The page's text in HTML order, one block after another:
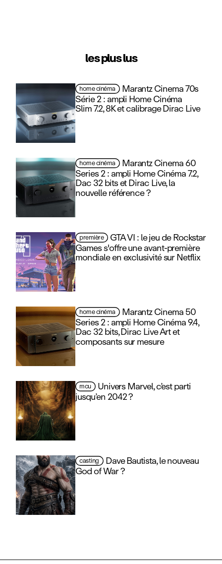
les plus lus
home cinéma Marantz Cinema 70s
Série 2 : ampli Home Cinéma
Slim 7.2, 8K et calibrage Dirac Live
home cinéma Marantz Cinema 60
Series 2 : ampli Home Cinéma 7.2,
Dac 32 bits et Dirac Live, la
nouvelle référence ?
première GTA VI : le jeu de Rockstar
Games s'offre une avant‑première
mondiale en exclusivité sur Netflix
home cinéma Marantz Cinema 50
Series 2 : ampli Home Cinéma 9.4,
Dac 32 bits, Dirac Live Art et
composants sur mesure
mcu Univers Marvel, c’est parti
jusqu’en 2042 ?
casting Dave Bautista, le nouveau
God of War ?